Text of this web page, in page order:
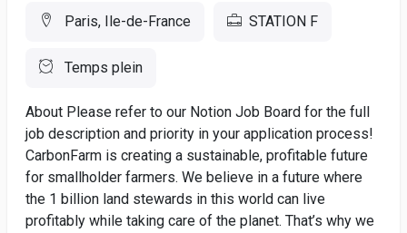
Paris, Ile-de-France STATION F
Temps plein
About Please refer to our Notion Job Board for the full
job description and priority in your application process!
CarbonFarm is creating a sustainable, profitable future
for smallholder farmers. We believe in a future where
the 1 billion land stewards in this world can live
profitably while taking care of the planet. That’s why we